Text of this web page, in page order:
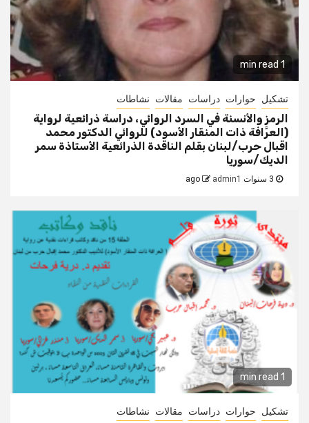
1 min read
تشكيل حوارات دراسات مقالات نشاطات
الرمز والأنسنة في السرد الروائي، دراسة ذرائعية لرواية
(العرَّافة ذات المنقار الأسود) للروائي الدكتور محمد
اقبال حرب/لبنان بقلم الناقدة الذرائعية الأستاذة سمر
الديك/سوريا
admin1
1 min read
تشكيل حوارات دراسات مقالات نشاطات